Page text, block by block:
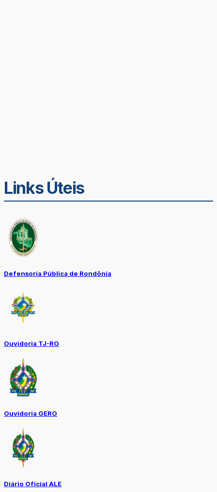
Links Úteis
Defensoria Pública de Rondônia
Ouvidoria TJ-RO
Ouvidoria GERO
Diário Oficial ALE